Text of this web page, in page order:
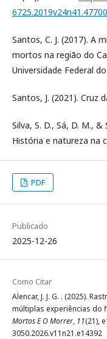
6725.2019v24n41.47700
Santos, C. J. (2017). A
mortos na região do
Universidade Federal
Santos, J. (2021). Cruz
Silva, S. D., Sá, D. M.,
História e natureza na
PDF
Publicado
2025-12-26
Como Citar
Alencar, J. J. G. . (2025).
múltiplas experiências do
Mortos E O Morrer, 11(21),
3050.2026.v11n21.e14392